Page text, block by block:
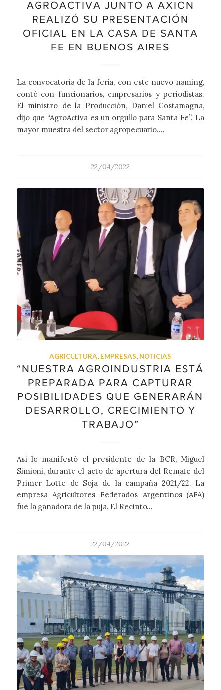
AGROACTIVA JUNTO A AXION
REALIZÓ SU PRESENTACIÓN
OFICIAL EN LA CASA DE SANTA
FE EN BUENOS AIRES
La convocatoria de la feria, con este nuevo naming,
contó con funcionarios, empresarios y periodistas.
El ministro de la Producción, Daniel Costamagna,
dijo que “AgroActiva es un orgullo para Santa Fe”. La
mayor muestra del sector agropecuario.…
22/04/2022
AGRICULTURA, EMPRESAS, NOTICIAS
“NUESTRA AGROINDUSTRIA ESTÁ
PREPARADA PARA CAPTURAR
POSIBILIDADES QUE GENERARÁN
DESARROLLO, CRECIMIENTO Y
TRABAJO”
Así lo manifestó el presidente de la BCR, Miguel
Simioni, durante el acto de apertura del Remate del
Primer Lotte de Soja de la campaña 2021/22. La
empresa Agricultores Federados Argentinos (AFA)
fue la ganadora de la puja. El Recinto…
22/04/2022